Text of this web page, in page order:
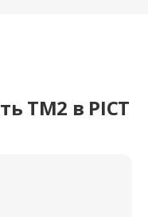
TM2 в PICT